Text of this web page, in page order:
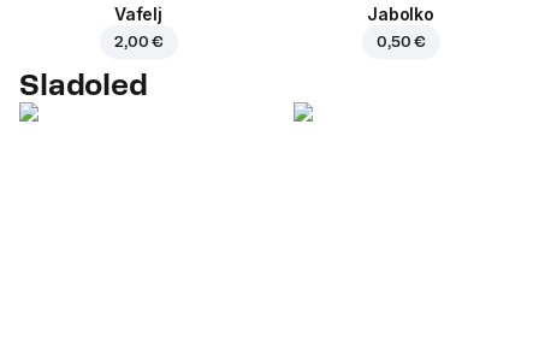
Vafelj
2,00 €
Jabolko
0,50 €
Sladoled